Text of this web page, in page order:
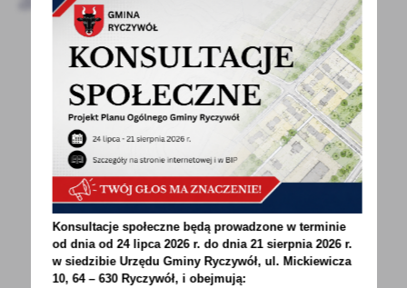
Informacja o stawkach opłat za odbiór i
zagospodarowanie odpadów komunalnych
obowiązujących w 2024 r.
Przypominamy, że w 2024 r. na terenie gminy
Ryczywół obowiązywać będą dotychczasowe
stawki...
Konsultacje społeczne będą prowadzone w terminie
od dnia od 24 lipca 2026 r. do dnia 21 sierpnia 2026 r.
w siedzibie Urzędu Gminy Ryczywół, ul. Mickiewicza
10, 64 – 630 Ryczywół, i obejmują: